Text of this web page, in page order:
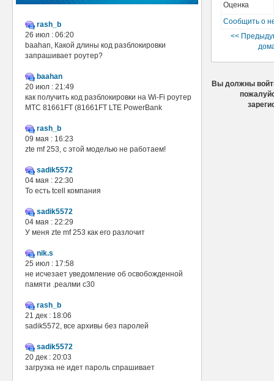
rash_b
26 июл : 06:20
baahan, Какой длины код разблокировки
запрашивает роутер?
baahan
20 июл : 21:49
как получить код разблокировки на Wi-Fi роутер
МТС 81661FT (81661FT LTE PowerBank
rash_b
09 мая : 16:23
zte mf 253, с этой моделью не работаем!
sadik5572
04 мая : 22:30
То есть tcell компания
sadik5572
04 мая : 22:29
У меня zte mf 253 как его разлочит
nik.s
25 июл : 17:58
не исчезает уведомление об освобожденной
памяти .реалми с30
rash_b
21 дек : 18:06
sadik5572, все архивы без паролей
sadik5572
20 дек : 20:03
загрузка не идет пароль спрашивает
Оценка
Сообщить о
<<
Вы должны